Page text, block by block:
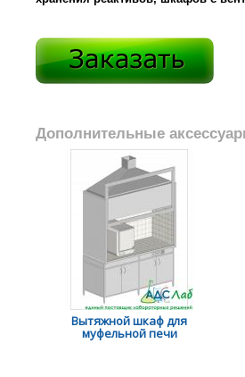
Дополнительные
Вытяжной шкаф для
муфельной печи